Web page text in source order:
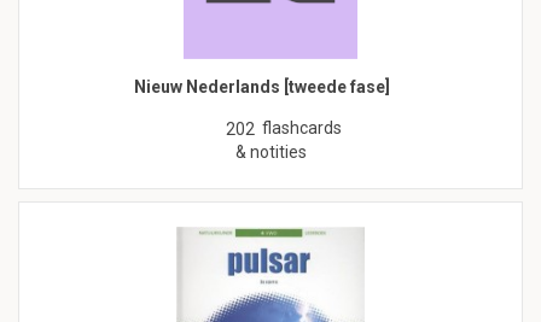
Nieuw Nederlands [tweede fase]
202 flashcards
& notities